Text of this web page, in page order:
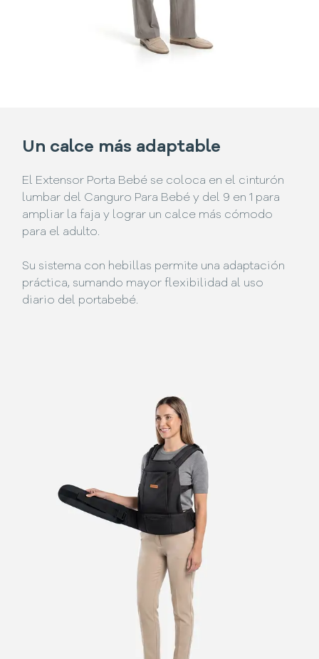
Un calce más adaptable
El Extensor Porta Bebé se coloca en el cinturón
lumbar del Canguro Para Bebé y del 9 en 1 para
ampliar la faja y lograr un calce más cómodo
para el adulto.
Su sistema con hebillas permite una adaptación
práctica, sumando mayor flexibilidad al uso
diario del portabebé.